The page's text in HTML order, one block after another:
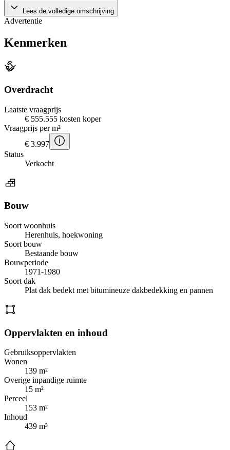
Lees de volledige omschrijving
Advertentie
Kenmerken
Overdracht
Laatste vraagprijs
€ 555.555 kosten koper
Vraagprijs per m²
€ 3.997
Status
Verkocht
Bouw
Soort woonhuis
Herenhuis, hoekwoning
Soort bouw
Bestaande bouw
Bouwperiode
1971-1980
Soort dak
Plat dak bedekt met bitumineuze dakbedekking en pannen
Oppervlakten en inhoud
Gebruiksoppervlakten
Wonen
139 m²
Overige inpandige ruimte
15 m²
Perceel
153 m²
Inhoud
439 m³